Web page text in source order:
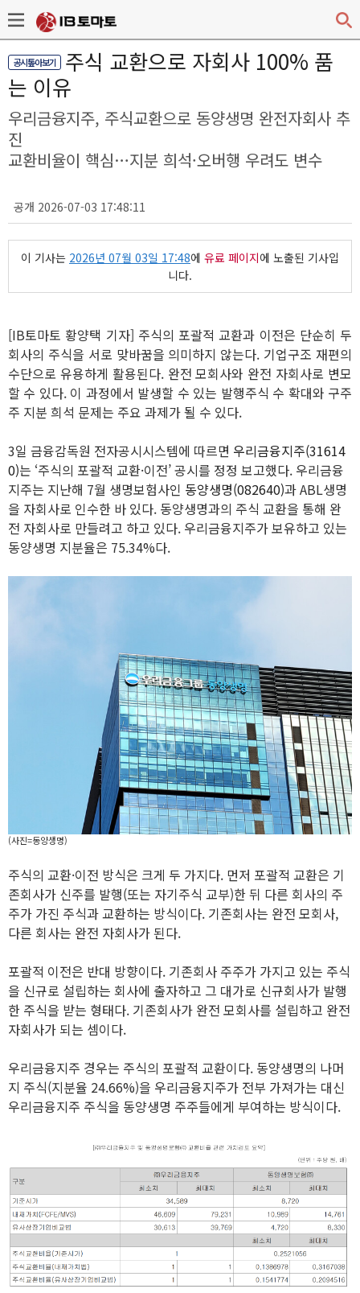
공시톺아보기
주식 교환으로 자회사 100% 품
는 이유
우리금융지주, 주식교환으로 동양생명 완전자회사 추
진
교환비율이 핵심…지분 희석·오버행 우려도 변수
공개 2026-07-03 17:48:11
이 기사는 2026년 07월 03일 17:48에 유료 페이지에 노출된 기사입
니다.
[IB토마토 황양택 기자] 주식의 포괄적 교환과 이전은 단순히 두
회사의 주식을 서로 맞바꿈을 의미하지 않는다. 기업구조 재편의
수단으로 유용하게 활용된다. 완전 모회사와 완전 자회사로 변모
할 수 있다. 이 과정에서 발생할 수 있는 발행주식 수 확대와 구주
주 지분 희석 문제는 주요 과제가 될 수 있다.
3일 금융감독원 전자공시시스템에 따르면 우리금융지주(31614
0)는 ‘주식의 포괄적 교환·이전’ 공시를 정정 보고했다. 우리금융
지주는 지난해 7월 생명보험사인 동양생명(082640)과 ABL생명
을 자회사로 인수한 바 있다. 동양생명과의 주식 교환을 통해 완
전 자회사로 만들려고 하고 있다. 우리금융지주가 보유하고 있는
동양생명 지분율은 75.34%다.
(사진=동양생명)
주식의 교환·이전 방식은 크게 두 가지다. 먼저 포괄적 교환은 기
존회사가 신주를 발행(또는 자기주식 교부)한 뒤 다른 회사의 주
주가 가진 주식과 교환하는 방식이다. 기존회사는 완전 모회사,
다른 회사는 완전 자회사가 된다.
포괄적 이전은 반대 방향이다. 기존회사 주주가 가지고 있는 주식
을 신규로 설립하는 회사에 출자하고 그 대가로 신규회사가 발행
한 주식을 받는 형태다. 기존회사가 완전 모회사를 설립하고 완전
자회사가 되는 셈이다.
우리금융지주 경우는 주식의 포괄적 교환이다. 동양생명의 나머
지 주식(지분율 24.66%)을 우리금융지주가 전부 가져가는 대신
우리금융지주 주식을 동양생명 주주들에게 부여하는 방식이다.